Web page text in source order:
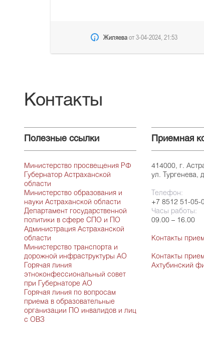
Жиляеваот3-04-2024, 21:53
Контакты
Полезные ссылки
Министерство просвещения РФ
Губернатор Астраханской
области
Министерство образования и
науки Астраханской области
Департамент государственной
политики в сфере СПО и ПО
Администрация Астраханской
области
Министерство транспорта и
дорожной инфраструктуры АО
Горячая линия
этноконфессиональный совет
при Губернаторе АО
Горячая линия по вопросам
приема в образовательные
организации ПО инвалидов и лиц
с ОВЗ
Приемная
414000, г.
ул. Тургенева,
Телефон:
+7 8512 51-05-
Часы работы:
09.00 – 16.00
Контакты
Контакты
Ахтубинский